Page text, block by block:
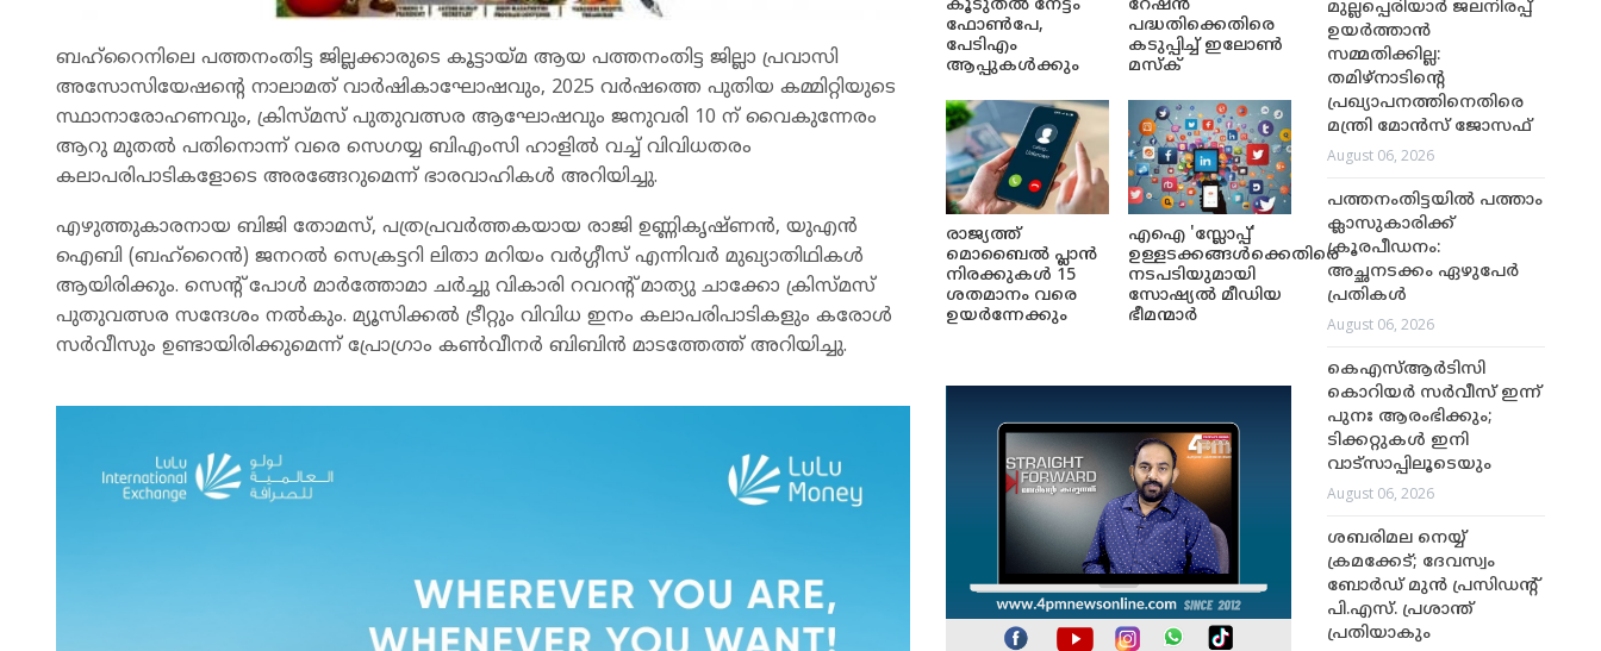
ബഹ്‌റൈനിലെ പത്തനംതിട്ട ജില്ലക്കാരുടെ കൂട്ടായ്മ ആയ പത്തനംതിട്ട ജില്ലാ പ്രവാസി
അസോസിയേഷന്റെ നാലാമത് വാർഷികാഘോഷവും, 2025 വർഷത്തെ പുതിയ കമ്മിറ്റിയുടെ
സ്ഥാനാരോഹണവും, ക്രിസ്മസ് പുതുവത്സര ആഘോഷവും ജനുവരി 10 ന് വൈകുന്നേരം
ആറു മുതൽ പതിനൊന്ന് വരെ സെഗയ്യ ബിഎംസി ഹാളിൽ വച്ച് വിവിധതരം
കലാപരിപാടികളോടെ അരങ്ങേറുമെന്ന് ഭാരവാഹികൾ അറിയിച്ചു.
എഴുത്തുകാരനായ ബിജി തോമസ്, പത്രപ്രവർത്തകയായ രാജി ഉണ്ണികൃഷ്‍ണൻ, യുഎൻ
ഐബി (ബഹ്‌റൈൻ) ജനറൽ സെക്രട്ടറി ലിതാ മറിയം വർഗ്ഗീസ് എന്നിവർ മുഖ്യാതിഥികൾ
ആയിരിക്കും. സെന്റ് പോൾ മാർത്തോമാ ചർച്ചു വികാരി റവറന്റ് മാത്യു ചാക്കോ ക്രിസ്മസ്
പുതുവത്സര സന്ദേശം നൽകും. മ്യൂസിക്കൽ ട്രീറ്റും വിവിധ ഇനം കലാപരിപാടികളും കരോൾ
സർവീസും ഉണ്ടായിരിക്കുമെന്ന് പ്രോഗ്രാം കൺവീനർ ബിബിൻ മാടത്തേത്ത് അറിയിച്ചു.
കൂടുതൽ നേട്ടം
ഫോൺപേ,
പേടിഎം
ആപ്പുകൾക്കും
റേഷൻ
പദ്ധതിക്കെതിരെ
കടുപ്പിച്ച് ഇലോൺ
മസ്ക്
രാജ്യത്ത്
മൊബൈൽ പ്ലാൻ
നിരക്കുകൾ 15
ശതമാനം വരെ
ഉയർന്നേക്കും
എഐ 'സ്ലോപ്പ്'
ഉള്ളടക്കങ്ങൾക്കെതിരെ
നടപടിയുമായി
സോഷ്യൽ മീഡിയ
ഭീമന്മാർ
മുല്ലപ്പെരിയാർ ജലനിരപ്പ്
ഉയർത്താൻ
സമ്മതിക്കില്ല:
തമിഴ്‌നാടിന്റെ
പ്രഖ്യാപനത്തിനെതിരെ
മന്ത്രി മോൻസ് ജോസഫ്
August 06, 2026
പത്തനംതിട്ടയിൽ പത്താം
ക്ലാസുകാരിക്ക്
ക്രൂരപീഡനം:
അച്ഛനടക്കം ഏഴുപേർ
പ്രതികൾ
August 06, 2026
കെഎസ്ആർടിസി
കൊറിയർ സർവീസ് ഇന്ന്
പുനഃ ആരംഭിക്കും;
ടിക്കറ്റുകൾ ഇനി
വാട്‌സാപ്പിലൂടെയും
August 06, 2026
ശബരിമല നെയ്യ്
ക്രമക്കേട്; ദേവസ്വം
ബോർഡ് മുൻ പ്രസിഡന്റ്
പി.എസ്. പ്രശാന്ത്
പ്രതിയാകും